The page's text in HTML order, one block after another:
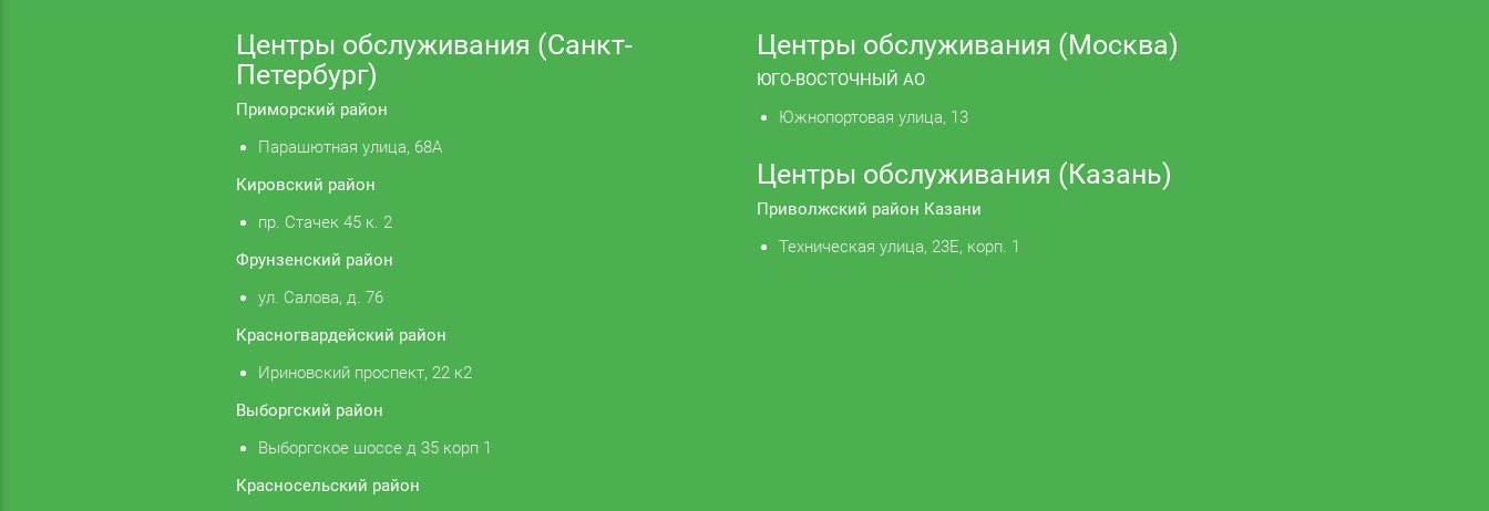
Центры обслуживания (Санкт-
Петербург)
Приморский район
Парашютная улица, 68А
Кировский район
пр. Стачек 45 к. 2
Фрунзенский район
ул. Салова, д. 76
Красногвардейский район
Ириновский проспект, 22 к2
Выборгский район
Выборгское шоссе д 35 корп 1
Красносельский район
Центры обслуживания (Москва)
ЮГО-ВОСТОЧНЫЙ АО
Южнопортовая улица, 13
Центры обслуживания (Казань)
Приволжский район Казани
Техническая улица, 23Е, корп. 1